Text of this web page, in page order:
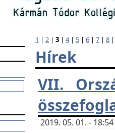
1 | 2 | 3 | 4| 5 | 6 | 7 | 8
Hírek
VII.
2019. 05. 01. -